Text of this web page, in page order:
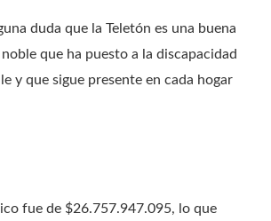
duda que la Teletón es una buena
que ha puesto a la discapacidad
y que sigue presente en cada hogar
fue de $26.757.947.095, lo que